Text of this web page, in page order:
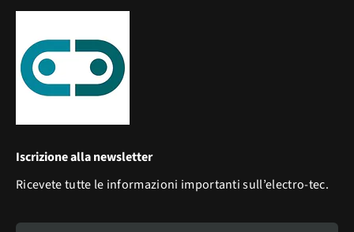
Iscrizione alla newsletter
Ricevete tutte le informazioni importanti sull’electro-tec.